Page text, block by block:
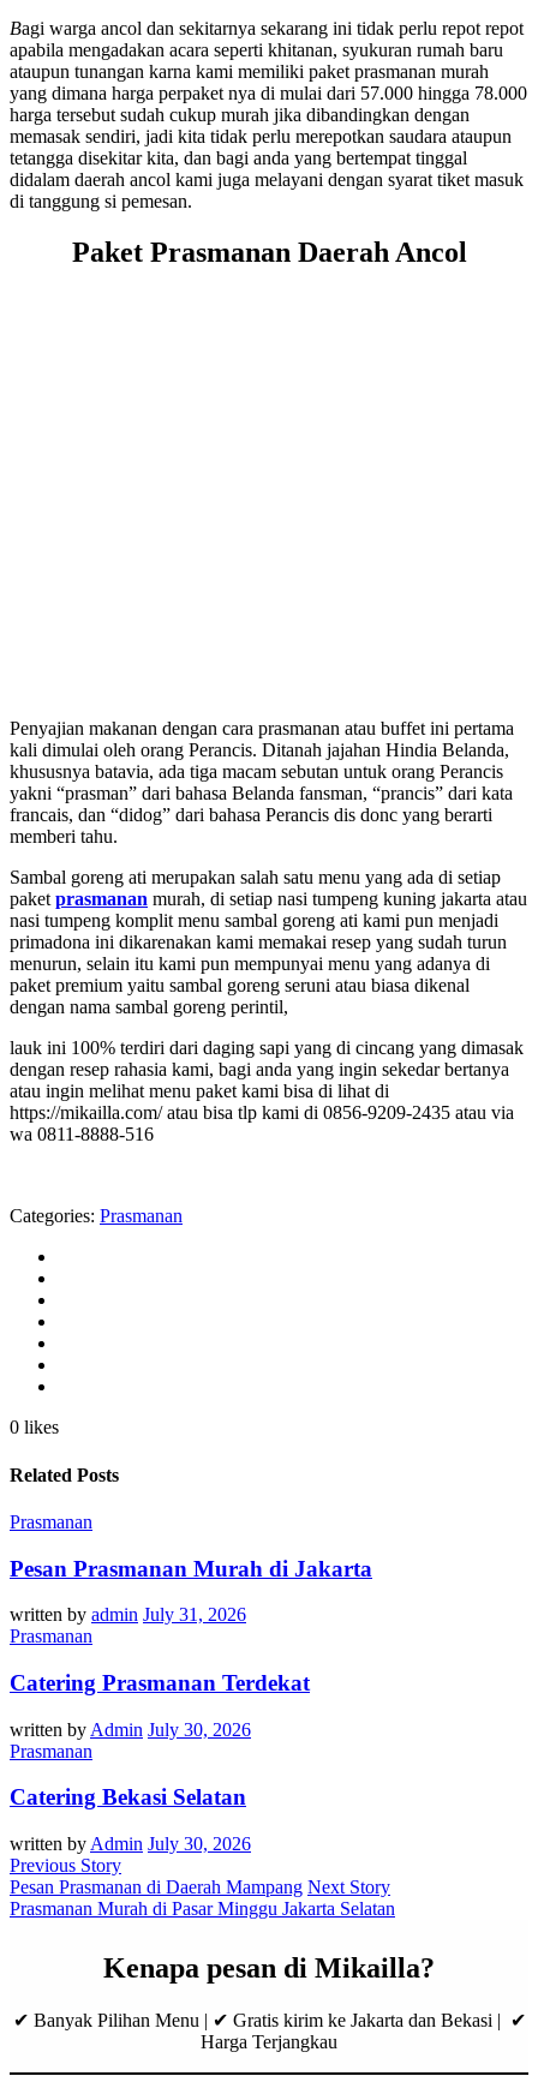
Bagi warga ancol dan sekitarnya sekarang ini tidak perlu repot repot
apabila mengadakan acara seperti khitanan, syukuran rumah baru
ataupun tunangan karna kami memiliki paket prasmanan murah
yang dimana harga perpaket nya di mulai dari 57.000 hingga 78.000
harga tersebut sudah cukup murah jika dibandingkan dengan
memasak sendiri, jadi kita tidak perlu merepotkan saudara ataupun
tetangga disekitar kita, dan bagi anda yang bertempat tinggal
didalam daerah ancol kami juga melayani dengan syarat tiket masuk
di tanggung si pemesan.
Paket Prasmanan Daerah Ancol
Penyajian makanan dengan cara prasmanan atau buffet ini pertama
kali dimulai oleh orang Perancis. Ditanah jajahan Hindia Belanda,
khususnya batavia, ada tiga macam sebutan untuk orang Perancis
yakni “prasman” dari bahasa Belanda fansman, “prancis” dari kata
francais, dan “didog” dari bahasa Perancis dis donc yang berarti
memberi tahu.
Sambal goreng ati merupakan salah satu menu yang ada di setiap
paket prasmanan murah, di setiap nasi tumpeng kuning jakarta atau
nasi tumpeng komplit menu sambal goreng ati kami pun menjadi
primadona ini dikarenakan kami memakai resep yang sudah turun
menurun, selain itu kami pun mempunyai menu yang adanya di
paket premium yaitu sambal goreng seruni atau biasa dikenal
dengan nama sambal goreng perintil,
lauk ini 100% terdiri dari daging sapi yang di cincang yang dimasak
dengan resep rahasia kami, bagi anda yang ingin sekedar bertanya
atau ingin melihat menu paket kami bisa di lihat di
https://mikailla.com/ atau bisa tlp kami di 0856-9209-2435 atau via
wa 0811-8888-516
Categories: Prasmanan
0 likes
Related Posts
Prasmanan
Pesan Prasmanan Murah di Jakarta
written by admin July 31, 2026
Prasmanan
Catering Prasmanan Terdekat
written by Admin July 30, 2026
Prasmanan
Catering Bekasi Selatan
written by Admin July 30, 2026
Previous Story
Pesan Prasmanan di Daerah Mampang Next Story
Prasmanan Murah di Pasar Minggu Jakarta Selatan
Kenapa pesan di Mikailla?
✔ Banyak Pilihan Menu | ✔ Gratis kirim ke Jakarta dan Bekasi | ✔
Harga Terjangkau